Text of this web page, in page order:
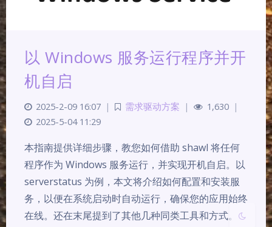
夜间模式
Sans Serif Serif
关闭 日落 暗化 灰度
以 Windows 服务运行程序并开
机自启
2025-2-09 16:07 | 需求驱动方案 | 1,630 |
2025-5-04 11:29
本指南提供详细步骤，教您如何借助 shawl 将任何
程序作为 Windows 服务运行，并实现开机自启。以
serverstatus 为例，本文将介绍如何配置和安装服
务，以便在系统启动时自动运行，确保您的应用始终
在线。还在末尾提到了其他几种同类工具和方式。